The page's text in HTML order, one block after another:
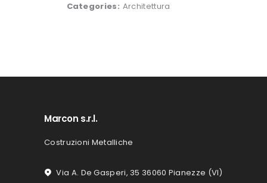
Categories: Architettura
Marcon s.r.l.
Costruzioni Metalliche
Via A. De Gasperi, 35 36060 Pianezze (VI)